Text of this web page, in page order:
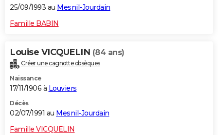
25/09/1993 au Mesnil-Jourdain
Famille BABIN
Louise VICQUELIN (84 ans)
Créer une cagnotte obsèques
Naissance
17/11/1906 à Louviers
Décès
02/07/1991 au Mesnil-Jourdain
Famille VICQUELIN